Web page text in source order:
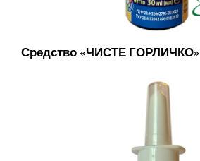
Средство «ЧИСТЕ ГОРЛИЧКО»